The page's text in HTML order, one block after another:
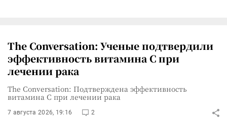
The Conversation: Ученые подтвердили
эффективность витамина C при
лечении рака
The Conversation: Подтверждена эффективность
витамина C при лечении рака
7 августа 2026, 19:16 2